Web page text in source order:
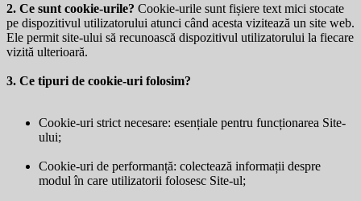
2. Ce sunt cookie-urile? Cookie-urile sunt fișiere text mici stocate
pe dispozitivul utilizatorului atunci când acesta vizitează un site web.
Ele permit site-ului să recunoască dispozitivul utilizatorului la fiecare
vizită ulterioară.
3. Ce tipuri de cookie-uri folosim?
Cookie-uri strict necesare: esențiale pentru funcționarea Site-
ului;
Cookie-uri de performanță: colectează informații despre
modul în care utilizatorii folosesc Site-ul;